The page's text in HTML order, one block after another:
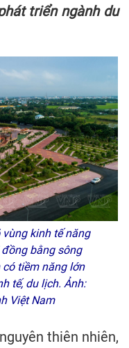
triển ngành du
kinh tế năng
bằng sông
có tiềm năng lớn
tế, du lịch. Ảnh:
Việt Nam
thiên nhiên,